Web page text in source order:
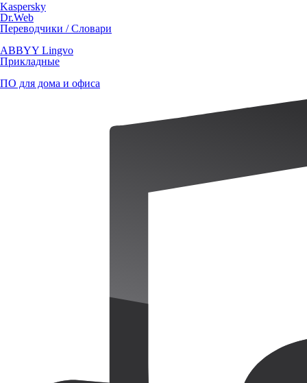
Kaspersky
Dr.Web
Переводчики / Словари
ABBYY Lingvo
Прикладные
ПО для дома и офиса